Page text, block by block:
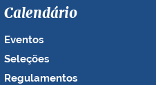
Calendário
Eventos
Seleções
Regulamentos